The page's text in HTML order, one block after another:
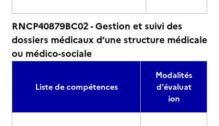
RNCP40879BC02 - Gestion et suivi des
dossiers médicaux d’une structure médicale
ou médico-sociale
Liste de compétences
Modalités
d'évaluat
ion